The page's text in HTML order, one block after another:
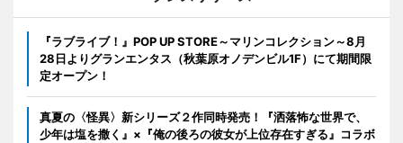
『ラブライブ！』POP UP STORE～マリンコレクション～8月
28日よりグランエンタス（秋葉原オノデンビル1F）にて期間限
定オープン！
真夏の〈怪異〉新シリーズ２作同時発売！『洒落怖な世界で、
少年は塩を撒く』×『俺の後ろの彼女が上位存在すぎる』コラボ